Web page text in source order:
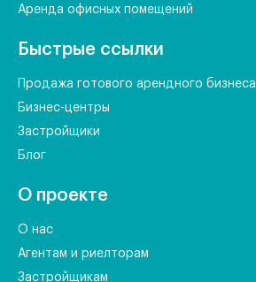
Аренда офисных помещений
Быстрые ссылки
Продажа готового арендного бизнеса
Бизнес-центры
Застройщики
Блог
О проекте
О нас
Агентам и риелторам
Застройщикам